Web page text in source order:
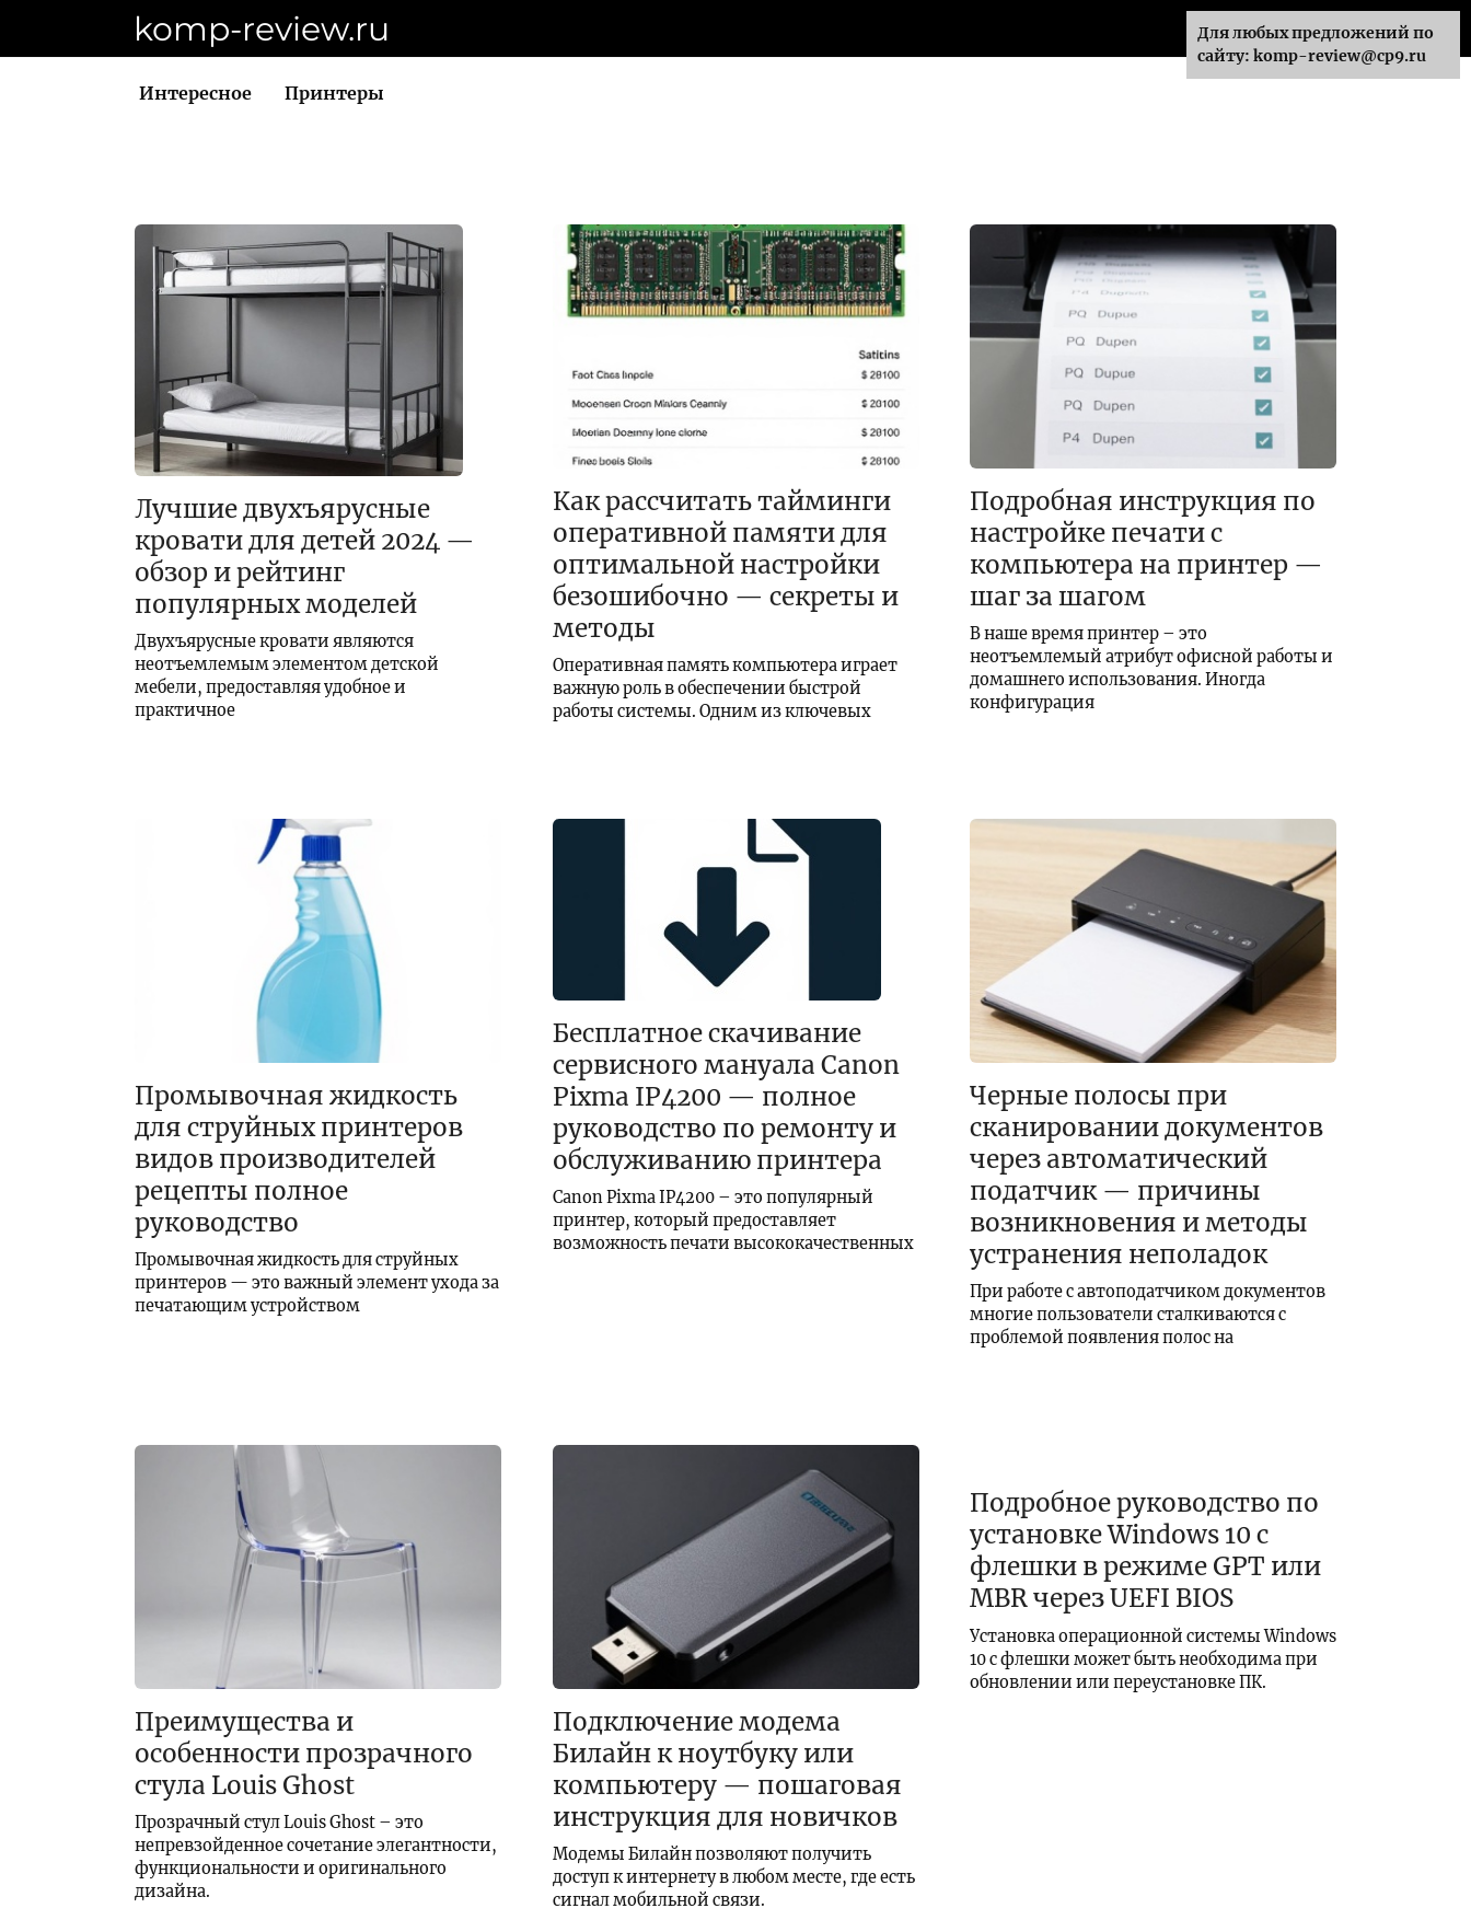
komp-review.ru
Интересное Принтеры
Лучшие двухъярусные
кровати для детей 2024 —
обзор и рейтинг
популярных моделей
Двухъярусные кровати являются
неотъемлемым элементом детской
мебели, предоставляя удобное и
практичное
Как рассчитать тайминги
оперативной памяти для
оптимальной настройки
безошибочно — секреты и
методы
Оперативная память компьютера играет
важную роль в обеспечении быстрой
работы системы. Одним из ключевых
Подробная инструкция по
настройке печати с
компьютера на принтер —
шаг за шагом
В наше время принтер – это
неотъемлемый атрибут офисной работы и
домашнего использования. Иногда
конфигурация
Промывочная жидкость
для струйных принтеров
видов производителей
рецепты полное
руководство
Промывочная жидкость для струйных
принтеров — это важный элемент ухода за
печатающим устройством
Бесплатное скачивание
сервисного мануала Canon
Pixma IP4200 — полное
руководство по ремонту и
обслуживанию принтера
Canon Pixma IP4200 – это популярный
принтер, который предоставляет
возможность печати высококачественных
Черные полосы при
сканировании документов
через автоматический
податчик — причины
возникновения и методы
устранения неполадок
При работе с автоподатчиком документов
многие пользователи сталкиваются с
проблемой появления полос на
Преимущества и
особенности прозрачного
стула Louis Ghost
Прозрачный стул Louis Ghost – это
непревзойденное сочетание элегантности,
функциональности и оригинального
дизайна.
Подключение модема
Билайн к ноутбуку или
компьютеру — пошаговая
инструкция для новичков
Модемы Билайн позволяют получить
доступ к интернету в любом месте, где есть
сигнал мобильной связи.
Подробное руководство по
установке Windows 10 с
флешки в режиме GPT или
MBR через UEFI BIOS
Установка операционной системы Windows
10 с флешки может быть необходима при
обновлении или переустановке ПК.
Для любых предложений по
сайту: komp-review@cp9.ru